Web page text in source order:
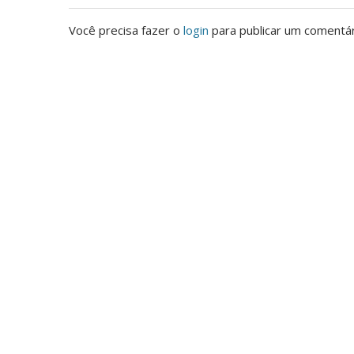
Você precisa fazer o login para publicar um